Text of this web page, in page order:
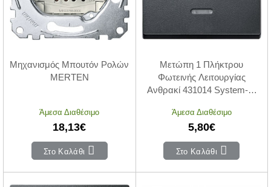
Μηχανισμός Μπουτόν Ρολών
MERTEN
Άμεσα Διαθέσιμο
18,13€
Στο Καλάθι
Μετώπη 1 Πλήκτρου
Φωτεινής Λειτουργίας
Ανθρακί 431014 System-M
Άμεσα Διαθέσιμο
5,80€
Στο Καλάθι